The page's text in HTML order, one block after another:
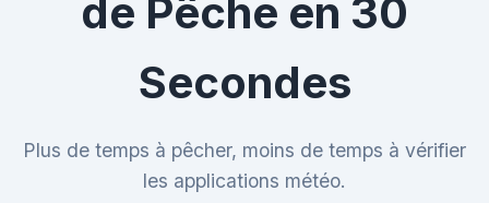
de Pêche en 30
Secondes
Plus de temps à pêcher, moins de temps à vérifier
les applications météo.